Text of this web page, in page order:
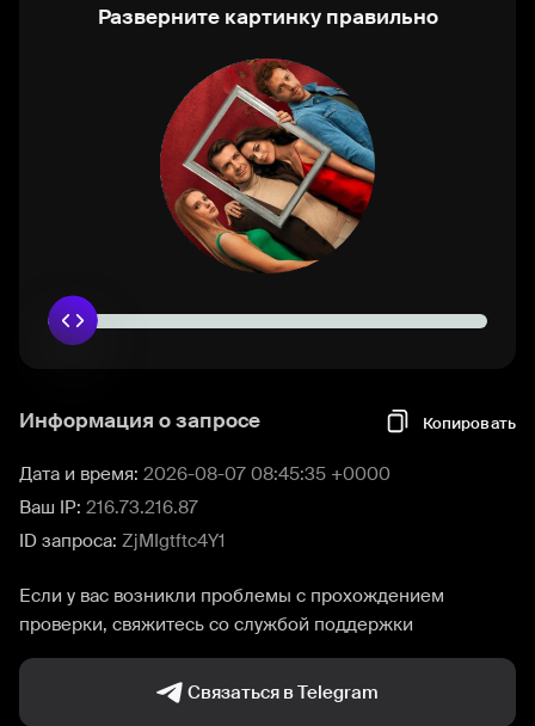
Разверните картинку правильно
Информация о запросе Копировать
Дата и время: 2026-08-07 08:45:35 +0000
Ваш IP: 216.73.216.87
ID запроса: ZjMIgtftc4Y1
Если у вас возникли проблемы с прохождением
проверки, свяжитесь со службой поддержки
Связаться в Telegram